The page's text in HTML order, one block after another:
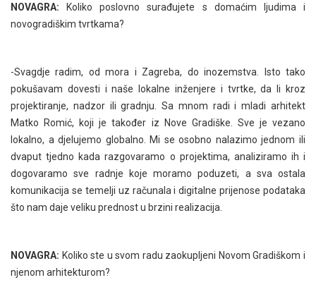
NOVAGRA: Koliko poslovno surađujete s domaćim ljudima i
novogradiškim tvrtkama?
-Svagdje radim, od mora i Zagreba, do inozemstva. Isto tako
pokušavam dovesti i naše lokalne inženjere i tvrtke, da li kroz
projektiranje, nadzor ili gradnju. Sa mnom radi i mladi arhitekt
Matko Romić, koji je također iz Nove Gradiške. Sve je vezano
lokalno, a djelujemo globalno. Mi se osobno nalazimo jednom ili
dvaput tjedno kada razgovaramo o projektima, analiziramo ih i
dogovaramo sve radnje koje moramo poduzeti, a sva ostala
komunikacija se temelji uz računala i digitalne prijenose podataka
što nam daje veliku prednost u brzini realizacija.
NOVAGRA: Koliko ste u svom radu zaokupljeni Novom Gradiškom i
njenom arhitekturom?